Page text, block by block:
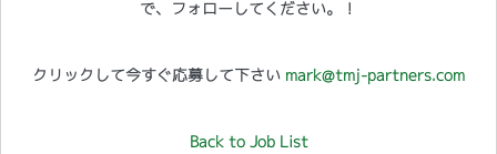
で、フォローしてください。！
クリックして今すぐ応募して下さい mark@tmj-partners.com
Back to Job List